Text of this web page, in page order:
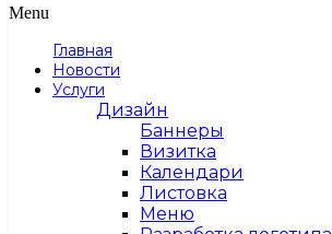
Menu
Главная
Новости
Услуги
Дизайн
Баннеры
Визитка
Календари
Листовка
Меню